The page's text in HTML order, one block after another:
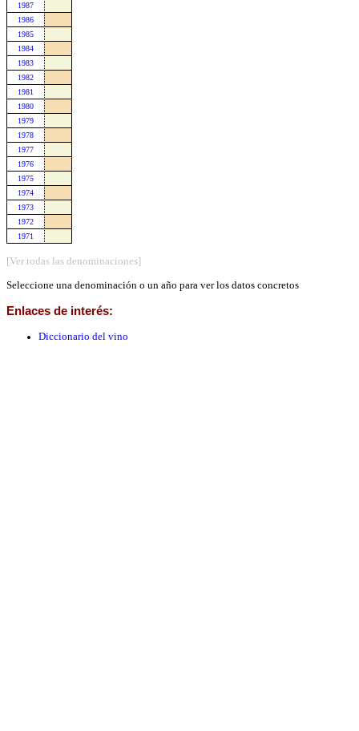
1987
1986
1985
1984
1983
1982
1981
1980
1979
1978
1977
1976
1975
1974
1973
1972
1971
[Ver todas las denominaciones]
Seleccione una denominación o un año para ver los datos concretos
Enlaces de interés:
Diccionario del vino